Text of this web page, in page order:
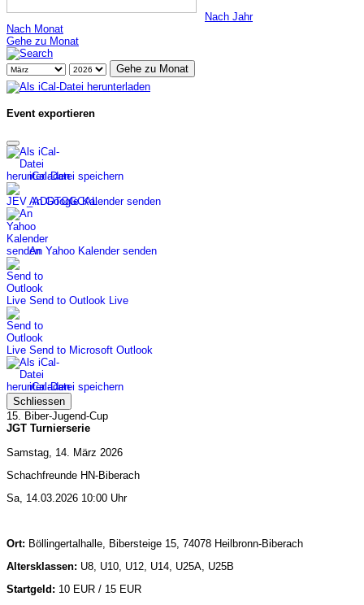
Nach Jahr
Nach Monat
Gehe zu Monat
Gehe zu Monat
Event exportieren
iCal-Datei speichern
An Google Kalender senden
An Yahoo Kalender senden
Send to Outlook Live
Send to Microsoft Outlook
iCal-Datei speichern
Schliessen
15. Biber-Jugend-Cup
JGT Turnierserie
Samstag, 14. März 2026
Schachfreunde HN-Biberach
Sa, 14.03.2026 10:00 Uhr
Ort: Böllingertalhalle, Bibersteige 15, 74078 Heilbronn-Biberach
Altersklassen: U8, U10, U12, U14, U25A, U25B
Startgeld: 10 EUR / 15 EUR